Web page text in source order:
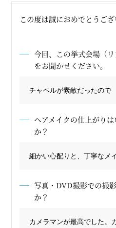
ギリシャ
フランス スペ
この度は誠におめでとうござ
今回、この挙式会場（
をお聞かせください。
チャペルが素敵だったので
ヘアメイクの仕上がり
か？
細かい心配りと、丁寧なメ
写真・DVD撮影での撮
か？
カメラマンが最高でした。